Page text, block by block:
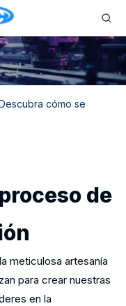
cómo se
de
meticulosa artesanía
para crear nuestras
en la